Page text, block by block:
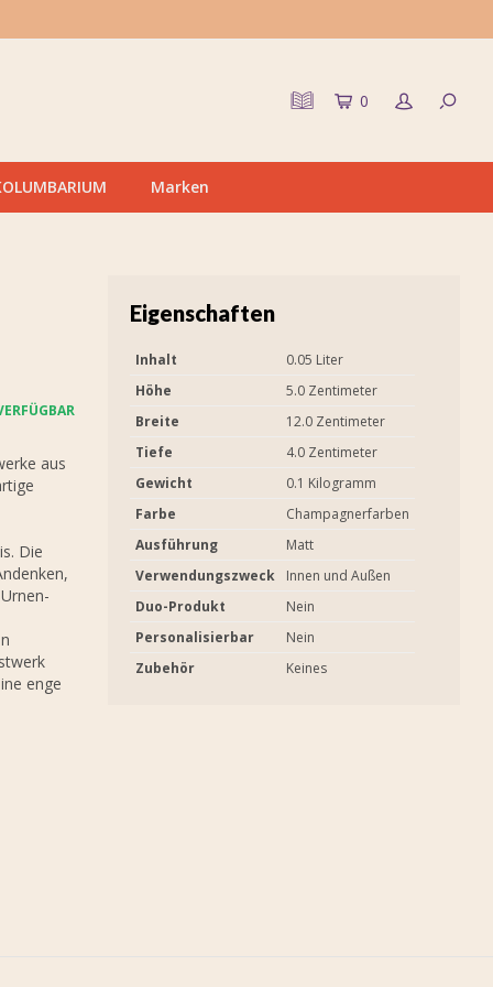
0
Marken
aus
Die
enge
Eigenschaften
Inhalt
0.05 Liter
Höhe
5.0 Zentimeter
Breite
12.0 Zentimeter
Tiefe
4.0 Zentimeter
Gewicht
0.1 Kilogramm
Farbe
Champagnerfarben
Ausführung
Matt
Verwendungszweck
Innen und Außen
Duo-Produkt
Nein
Personalisierbar
Nein
Zubehör
Keines